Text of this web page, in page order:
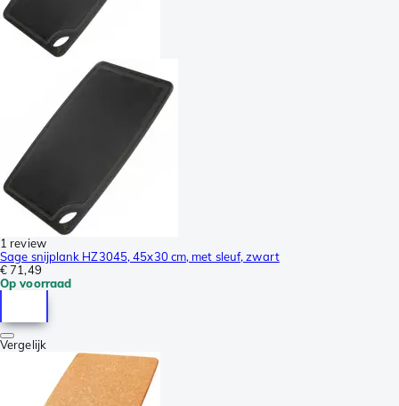
1 review
Sage snijplank HZ3045, 45x30 cm, met sleuf, zwart
€ 71,49
Op voorraad
Vergelijk